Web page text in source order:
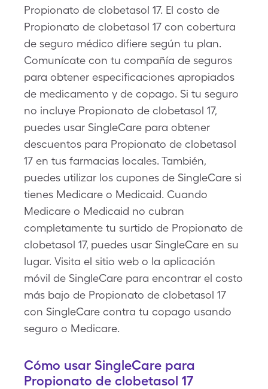
Propionato de clobetasol 17. El costo de
Propionato de clobetasol 17 con cobertura
de seguro médico difiere según tu plan.
Comunícate con tu compañía de seguros
para obtener especificaciones apropiados
de medicamento y de copago. Si tu seguro
no incluye Propionato de clobetasol 17,
puedes usar SingleCare para obtener
descuentos para Propionato de clobetasol
17 en tus farmacias locales. También,
puedes utilizar los cupones de SingleCare si
tienes Medicare o Medicaid. Cuando
Medicare o Medicaid no cubran
completamente tu surtido de Propionato de
clobetasol 17, puedes usar SingleCare en su
lugar. Visita el sitio web o la aplicación
móvil de SingleCare para encontrar el costo
más bajo de Propionato de clobetasol 17
con SingleCare contra tu copago usando
seguro o Medicare.
Cómo usar SingleCare para
Propionato de clobetasol 17